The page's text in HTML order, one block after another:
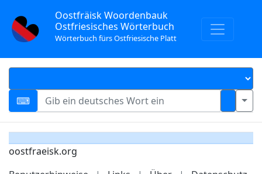
Oostfräisk Woordenbauk
Ostfriesisches Wörterbuch
Wörterbuch fürs Ostfriesische Platt
oostfraeisk.org